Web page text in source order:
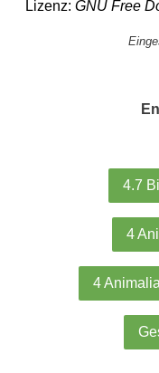
Lizenz: GNU Free
4.7
4
4